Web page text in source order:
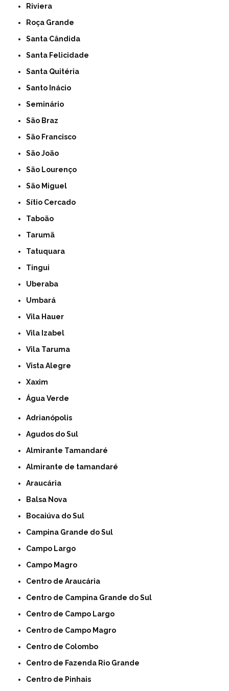
Riviera
Roça Grande
Santa Cândida
Santa Felicidade
Santa Quitéria
Santo Inácio
Seminário
São Braz
São Francisco
São João
São Lourenço
São Miguel
Sítio Cercado
Taboão
Tarumã
Tatuquara
Tingui
Uberaba
Umbará
Vila Hauer
Vila Izabel
Vila Taruma
Vista Alegre
Xaxim
Água Verde
Adrianópolis
Agudos do Sul
Almirante Tamandaré
Almirante de tamandaré
Araucária
Balsa Nova
Bocaiúva do Sul
Campina Grande do Sul
Campo Largo
Campo Magro
Centro de Araucária
Centro de Campina Grande do Sul
Centro de Campo Largo
Centro de Campo Magro
Centro de Colombo
Centro de Fazenda Rio Grande
Centro de Pinhais